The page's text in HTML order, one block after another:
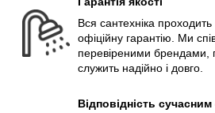
Вся сантехніка проходить
офіційну гарантію. Ми
перевіреними брендами,
служить надійно і довго.
Відповідність